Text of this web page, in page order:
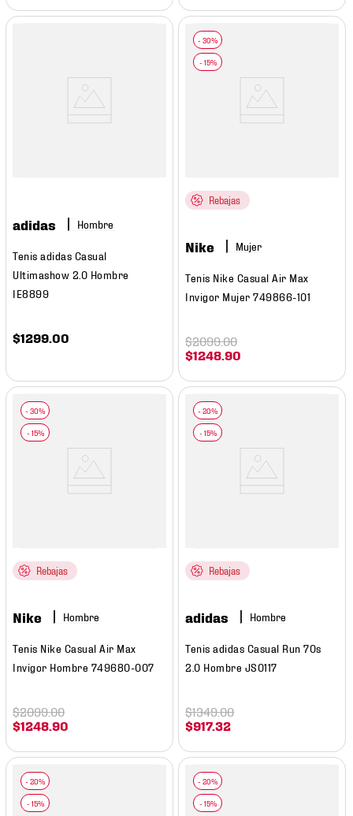
adidas Hombre
Tenis adidas Casual
Ultimashow 2.0 Hombre
IE8899
$1299 .00
Rebajas
Nike Mujer
Tenis Nike Casual Air Max
Invigor Mujer 749866-101
$1248 .90
$2099.00
Rebajas
Nike Hombre
Tenis Nike Casual Air Max
Invigor Hombre 749680-007
$1248 .90
$2099.00
Rebajas
adidas Hombre
Tenis adidas Casual Run 70s
2.0 Hombre JS0117
$917.32
$1349.00